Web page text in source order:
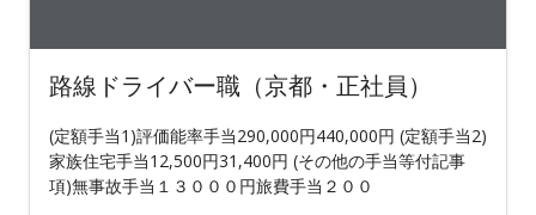
路線ドライバー職（京都・正社員）
(定額手当1)評価能率手当290,000円440,000円 (定額手当2)
家族住宅手当12,500円31,400円 (その他の手当等付記事
項)無事故手当１３０００円旅費手当２００